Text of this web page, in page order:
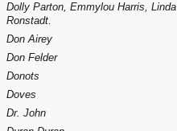
Dolly Parton, Emmylou Harris, Linda
Ronstadt.
Don Airey
Don Felder
Donots
Doves
Dr. John